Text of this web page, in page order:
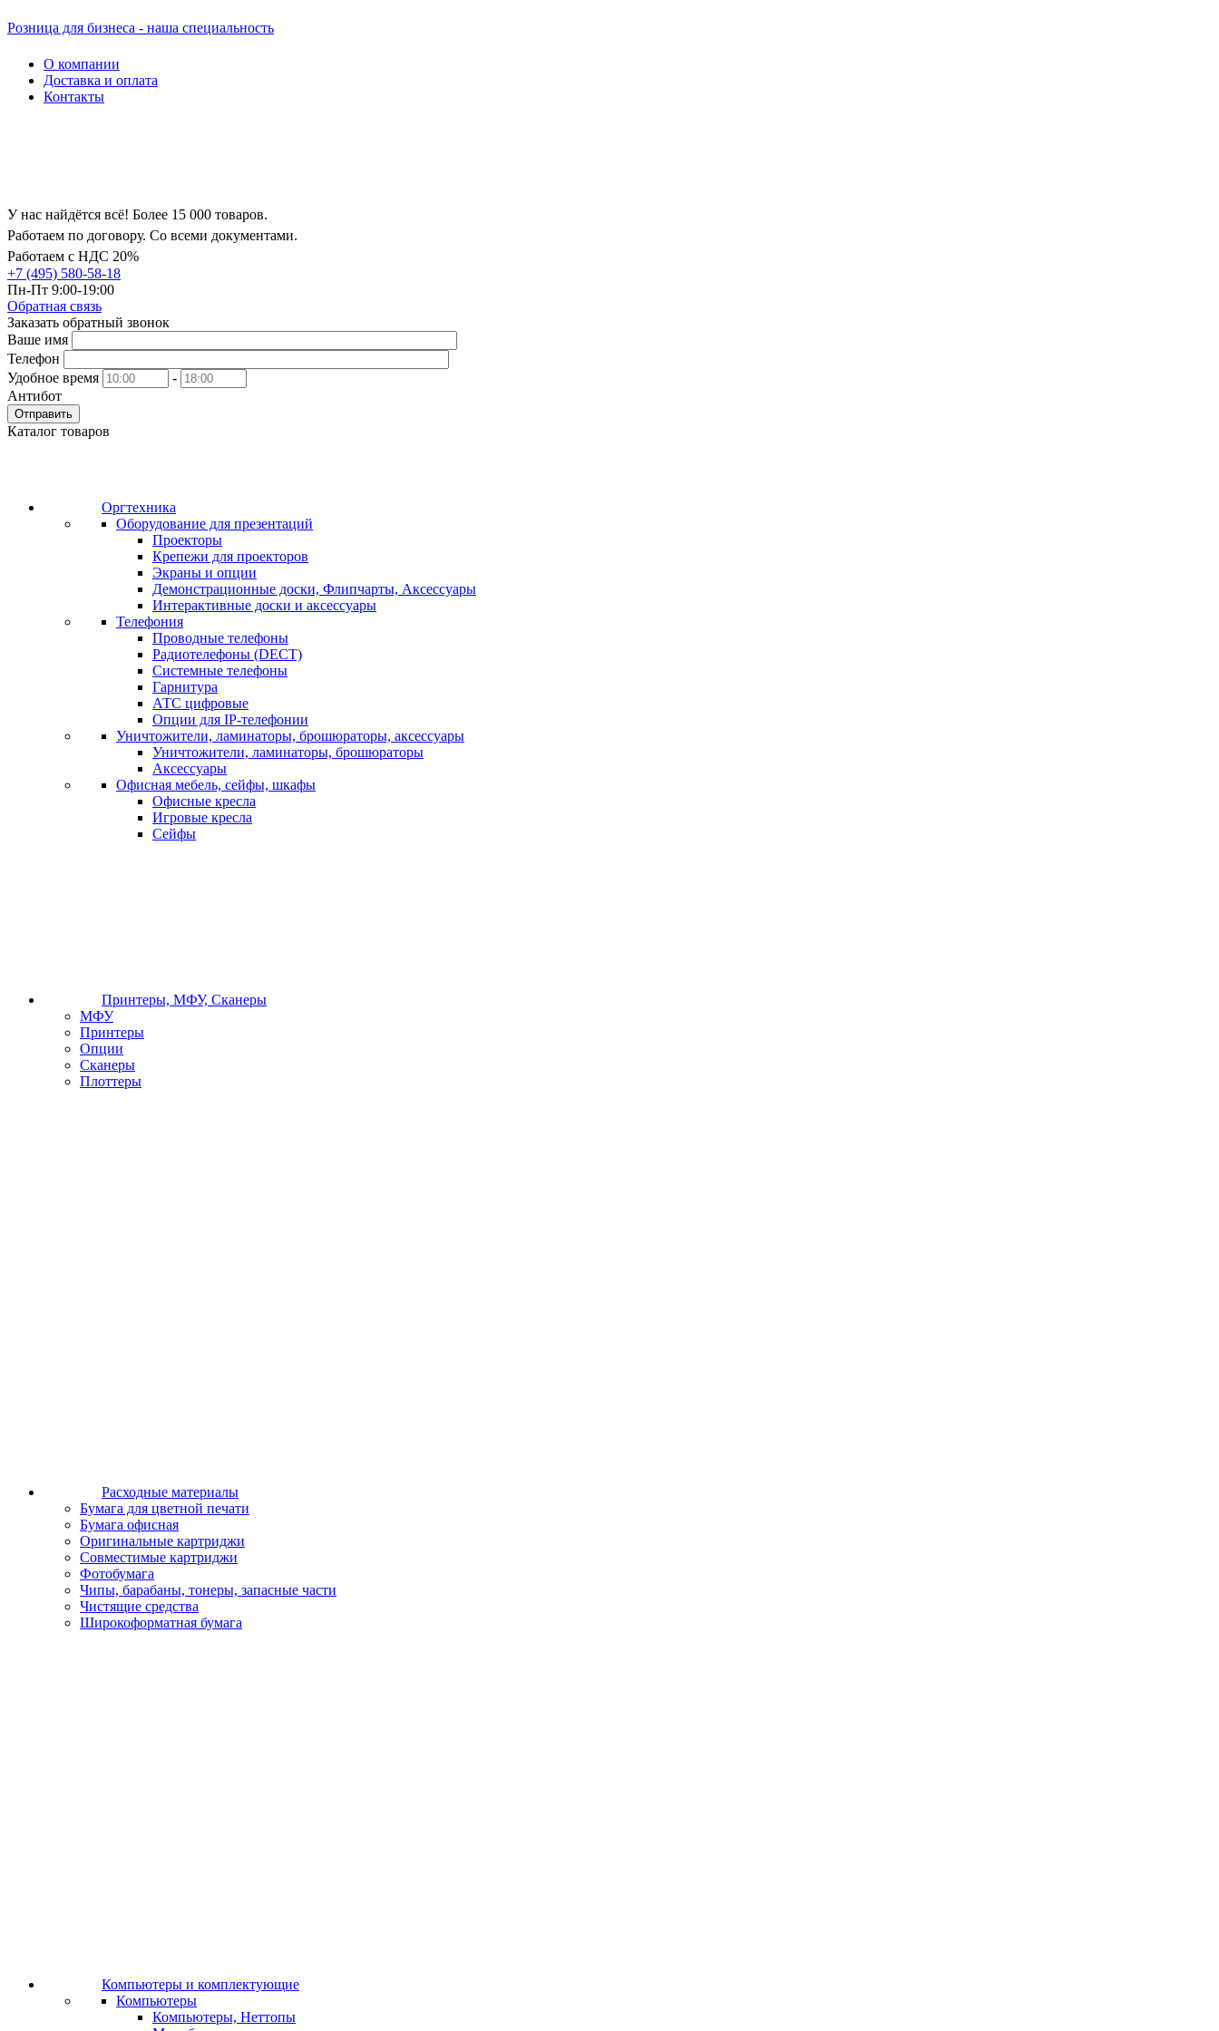
Розница для бизнеса - наша специальность
О компании
Доставка и оплата
Контакты
У нас найдётся всё! Более 15 000 товаров.
Работаем по договору. Со всеми документами.
Работаем с НДС 20%
+7 (495) 580-58-18
Пн-Пт 9:00-19:00
Обратная связь
Заказать обратный звонок
Ваше имя
Телефон
Удобное время
-
Антибот
Отправить
Каталог товаров
Оргтехника
Оборудование для презентаций
Проекторы
Крепежи для проекторов
Экраны и опции
Демонстрационные доски, Флипчарты, Аксессуары
Интерактивные доски и аксессуары
Телефония
Проводные телефоны
Радиотелефоны (DECT)
Системные телефоны
Гарнитура
АТС цифровые
Опции для IP-телефонии
Уничтожители, ламинаторы, брошюраторы, аксессуары
Уничтожители, ламинаторы, брошюраторы
Аксессуары
Офисная мебель, сейфы, шкафы
Офисные кресла
Игровые кресла
Сейфы
Принтеры, МФУ, Сканеры
МФУ
Принтеры
Опции
Сканеры
Плоттеры
Расходные материалы
Бумага для цветной печати
Бумага офисная
Оригинальные картриджи
Совместимые картриджи
Фотобумага
Чипы, барабаны, тонеры, запасные части
Чистящие средства
Широкоформатная бумага
Компьютеры и комплектующие
Компьютеры
Компьютеры, Неттопы